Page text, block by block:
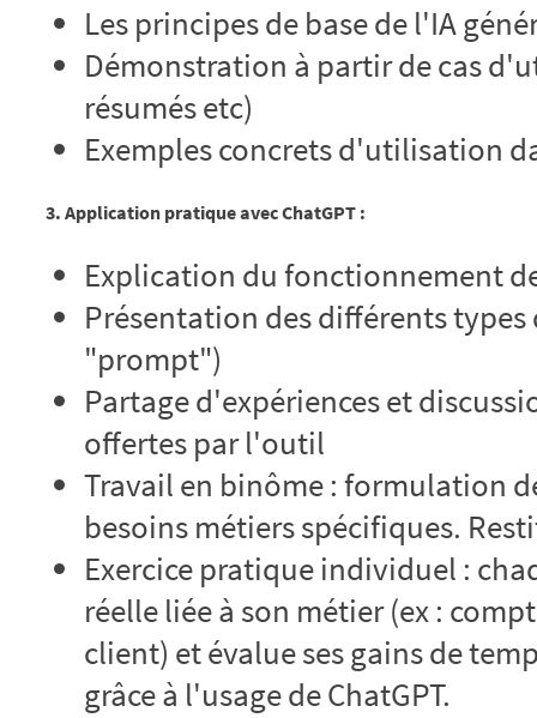
Les principes de base de l'IA
Démonstration à partir de cas
résumés etc)
Exemples concrets d'utilisation
3. Application pratique avec ChatGPT :
Explication du fonctionnement
Présentation des différents
"prompt")
Partage d'expériences et
offertes par l'outil
Travail en binôme : formulation
besoins métiers spécifiques.
Exercice pratique individuel :
réelle liée à son métier (ex :
client) et évalue ses gains de
grâce à l'usage de ChatGPT.